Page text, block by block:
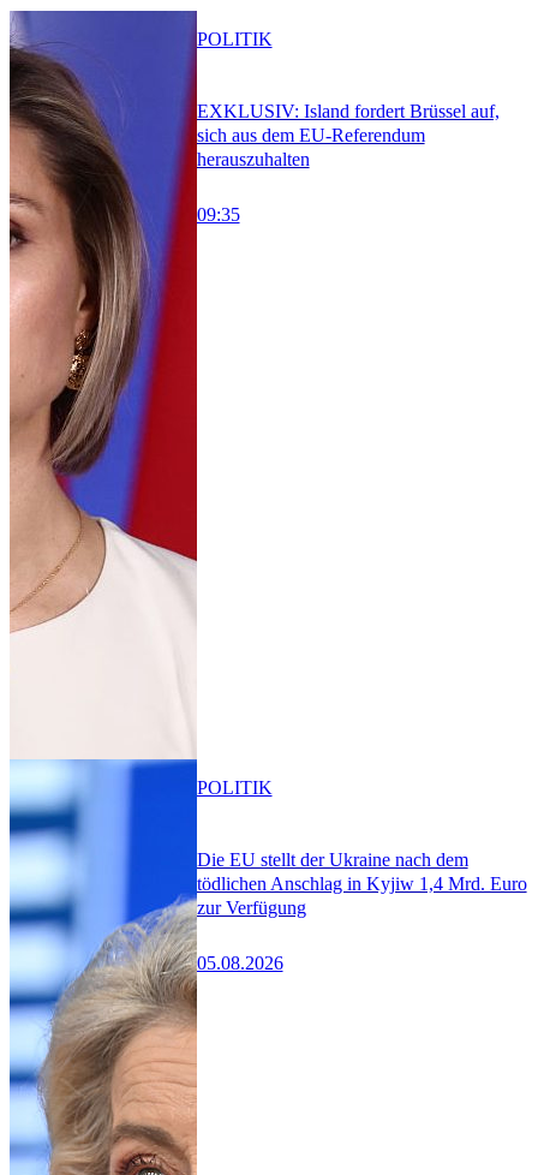
EXKLUSIV: Island fordert Brüssel auf,
sich aus dem EU-Referendum
herauszuhalten
09:35
POLITIK
Die EU stellt der Ukraine nach dem
tödlichen Anschlag in Kyjiw 1,4 Mrd. Euro
zur Verfügung
05.08.2026
POLITIK